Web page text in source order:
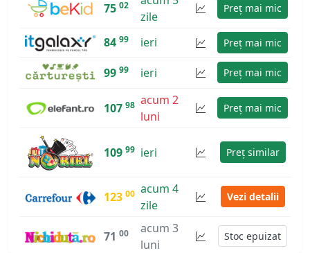
75 02
zile
Preț mai mic
84 99 ieri Preț mai mic
99 99 ieri Preț mai mic
107 98 acum 2
luni
Preț mai mic
109 99 ieri Preț similar
123 00 acum 4
zile
Vezi detalii
71 00
acum 3
luni
Stoc epuizat